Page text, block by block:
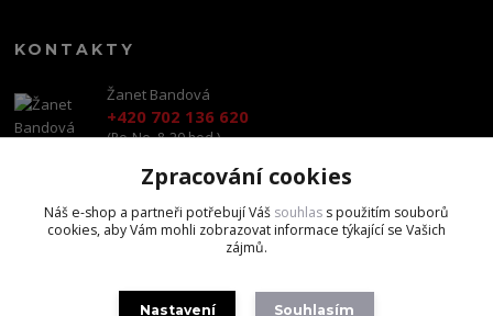
KONTAKTY
Žanet Bandová
+420 702 136 620
(Po-Ne, 8-20 hod.)
shop@brandscapital.cz
Zpracování cookies
Náš e-shop a partneři potřebují Váš souhlas s použitím souborů
cookies, aby Vám mohli zobrazovat informace týkající se Vašich
zájmů.
Nastavení Souhlasím